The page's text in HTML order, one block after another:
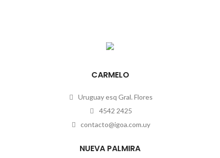
CARMELO
Uruguay esq Gral. Flores
4542 2425
contacto@igoa.com.uy
NUEVA PALMIRA